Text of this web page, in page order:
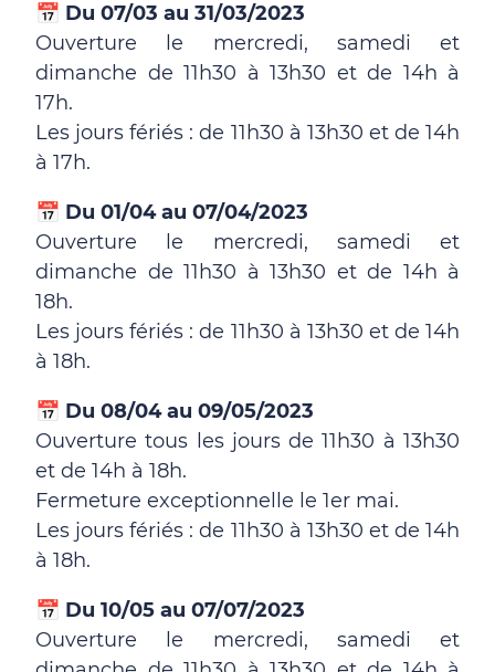
📅 Du 07/03 au 31/03/2023
Ouverture le mercredi, samedi et
dimanche de 11h30 à 13h30 et de 14h à
17h.
Les jours fériés : de 11h30 à 13h30 et de 14h
à 17h.
📅 Du 01/04 au 07/04/2023
Ouverture le mercredi, samedi et
dimanche de 11h30 à 13h30 et de 14h à
18h.
Les jours fériés : de 11h30 à 13h30 et de 14h
à 18h.
📅 Du 08/04 au 09/05/2023
Ouverture tous les jours de 11h30 à 13h30
et de 14h à 18h.
Fermeture exceptionnelle le 1er mai.
Les jours fériés : de 11h30 à 13h30 et de 14h
à 18h.
📅 Du 10/05 au 07/07/2023
Ouverture le mercredi, samedi et